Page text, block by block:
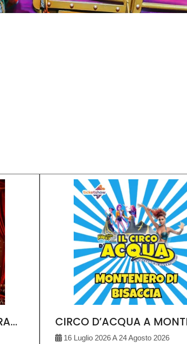
CIRCO CITTA’ DI ROMA A FRANCAVILLA AL MARE
16 Luglio 2026 A 24 Agosto 2026